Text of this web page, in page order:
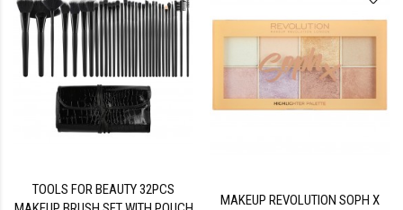
TOOLS FOR BEAUTY 32PCS
MAKEUP REVOLUTION SOPH X